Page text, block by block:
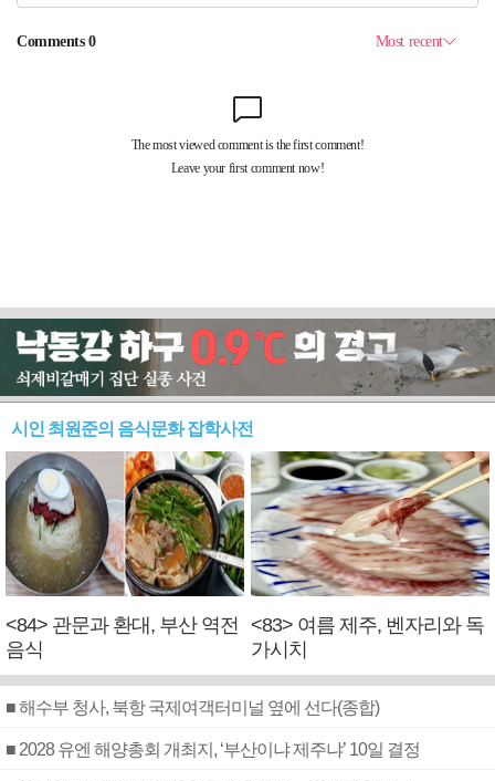
시인 최원준의 음식문화 잡학사전
<84> 관문과 환대, 부산 역전
음식
<83> 여름 제주, 벤자리와 독
가시치
■ 해수부 청사, 북항 국제여객터미널 옆에 선다(종합)
■ 2028 유엔 해양총회 개최지, ‘부산이냐 제주냐’ 10일 결정